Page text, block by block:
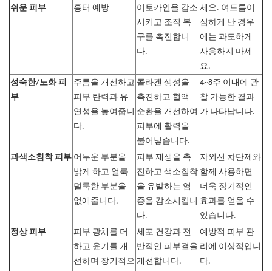
쉬운 피부
흉터 예방
이토카인을 감소
시키고 조직 복
구를 촉진합니
다.
세요. 여드름이
심하게 난 경우
에는 과도하게
사용하지 마세
요.
성숙한/노화 피
부
주름을 개선하고
피부 탄력과 유
연성을 높여줍니
다.
콜라겐 생성을
촉진하고 혈액
순환을 개선하여
피부에 활력을
불어넣습니다.
4~8주 이내에 관
찰 가능한 결과
가 나타납니다.
과색소침착 피부 어두운 부분을
밝게 하고 얼룩
덜룩한 부분을
없애줍니다.
피부 재생을 촉
진하고 색소침착
을 유발하는 염
증을 감소시킵니
다.
자외선 차단제와
함께 사용하면
더욱 장기적인
효과를 얻을 수
있습니다.
정상 피부
피부 광채를 더
하고 윤기를 개
선하며 장기적으
세포 건강과 전
반적인 피부결을
개선합니다.
예방적 피부 관
리에 이상적입니
다.